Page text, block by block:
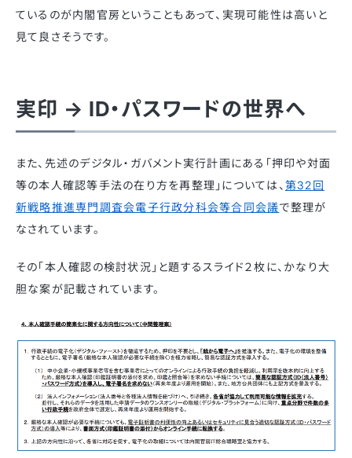
ているのが内閣官房ということもあって、実現可能性は高いと
見て良さそうです。
実印 → ID・パスワードの世界へ
また、先述のデジタル・ガバメント実行計画にある「押印や対面
等の本人確認等手法の在り方を再整理」については、 第32回
新戦略推進専門調査会電子行政分科会等合同会議で整理が
なされています。
その「本人確認の検討状況」と題するスライド２枚に、かなり大
胆な案が記載されています。